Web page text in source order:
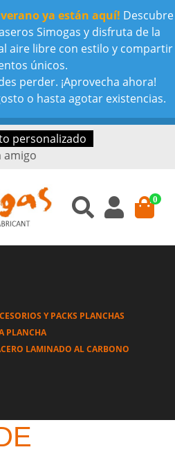
ya están aquí! Descubre
Simogas y disfruta de la
aire libre con estilo y compartir
únicos.
perder. ¡Aprovecha ahora!
o hasta agotar existencias.
personalizado
amigo
0
Y PACKS PLANCHAS
PLANCHA
LAMINADO AL CARBONO